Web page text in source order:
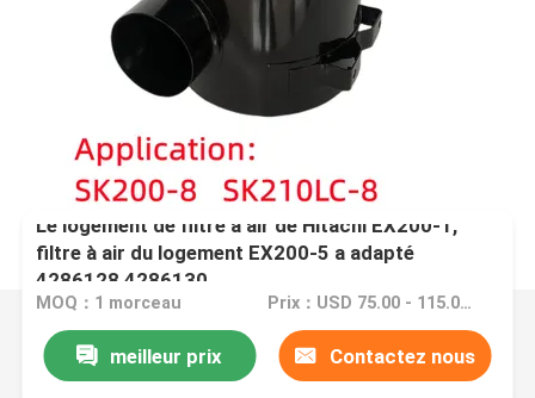
Le logement de filtre à air de Hitachi EX200-1,
filtre à air du logement EX200-5 a adapté
4286128 4286130
MOQ：1 morceau Prix：USD 75.00 - 115.00 one piece
meilleur prix Contactez nous